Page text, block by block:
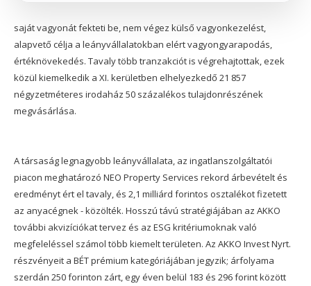
saját vagyonát fekteti be, nem végez külső vagyonkezelést,
alapvető célja a leányvállalatokban elért vagyongyarapodás,
értéknövekedés. Tavaly több tranzakciót is végrehajtottak, ezek
közül kiemelkedik a XI. kerületben elhelyezkedő 21 857
négyzetméteres irodaház 50 százalékos tulajdonrészének
megvásárlása.
A társaság legnagyobb leányvállalata, az ingatlanszolgáltatói
piacon meghatározó NEO Property Services rekord árbevételt és
eredményt ért el tavaly, és 2,1 milliárd forintos osztalékot fizetett
az anyacégnek - közölték. Hosszú távú stratégiájában az AKKO
további akvizíciókat tervez és az ESG kritériumoknak való
megfeleléssel számol több kiemelt területen. Az AKKO Invest Nyrt.
részvényeit a BÉT prémium kategóriájában jegyzik; árfolyama
szerdán 250 forinton zárt, egy éven belül 183 és 296 forint között